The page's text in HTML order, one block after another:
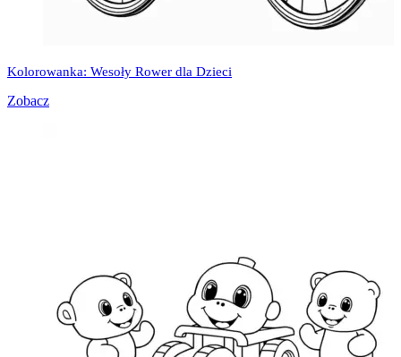
Kolorowanka: Wesoły Rower dla Dzieci
Zobacz